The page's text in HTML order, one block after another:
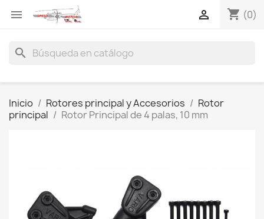
 shopping_cart (0)

search
Inicio Rotores principal y Accesorios
Rotor
principal
Rotor Principal de 4 palas, 10 mm